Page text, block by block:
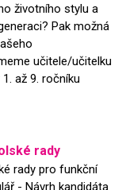
životního stylu a
Pak možná
učitele/učitelku
až 9. ročníku
rady
rady pro funkční
- Návrh kandidáta